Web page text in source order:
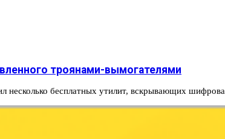
троянами-вымогателями
несколько бесплатных утилит, вскрывающих